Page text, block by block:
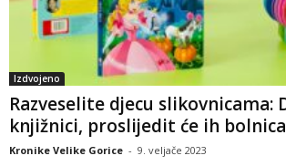
Izdvojeno
Razveselite djecu slikovnicama:
knjižnici, proslijedit će ih
Kronike Velike Gorice - 9. veljače 2023